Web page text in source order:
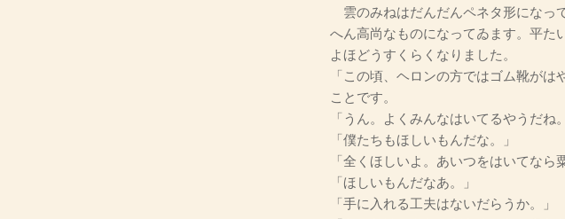
雲のみねはだんだんペネタ形になっ
へん高尚なものになってゐます。平た
よほどうすくらくなりました。
「この頃、ヘロンの方ではゴム靴が
ことです。
「うん。よくみんなはいてるやうだね
「僕たちもほしいもんだな。」
「全くほしいよ。あいつをはいてなら
「ほしいもんだなあ。」
「手に入れる工夫はないだらうか。」